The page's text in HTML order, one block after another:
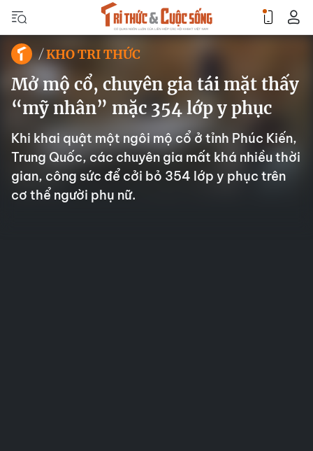
KHO TRI THỨC
Mở mộ cổ, chuyên gia tái mặt thấy
“mỹ nhân” mặc 354 lớp y phục
Khi khai quật một ngôi mộ cổ ở tỉnh Phúc Kiến,
Trung Quốc, các chuyên gia mất khá nhiều thời
gian, công sức để cởi bỏ 354 lớp y phục trên
cơ thể người phụ nữ.